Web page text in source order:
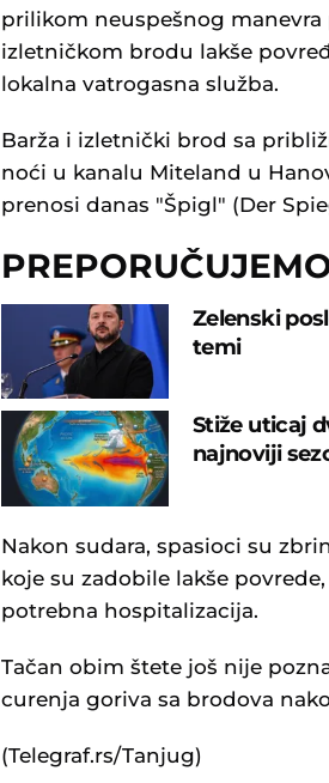
prilikom neuspešnog
izletničkom brodu lakše
lokalna vatrogasna služba.
Barža i izletnički brod sa
noći u kanalu Miteland u
prenosi danas "Špigl" (Der
Zelenski
temi
Stiže uticaj
najnoviji
Nakon sudara, spasioci su
koje su zadobile lakše
potrebna hospitalizacija.
Tačan obim štete još nije
curenja goriva sa brodova
(Telegraf.rs/Tanjug)